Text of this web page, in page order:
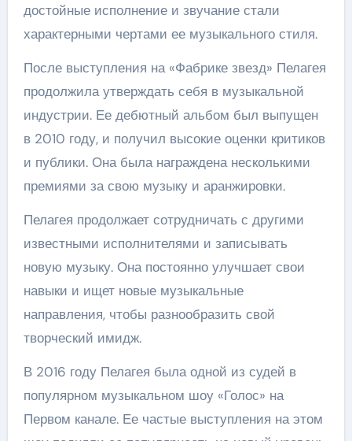
достойные исполнение и звучание стали
характерными чертами ее музыкального стиля.
После выступления на «Фабрике звезд» Пелагея
продолжила утверждать себя в музыкальной
индустрии. Ее дебютный альбом был выпущен
в 2010 году, и получил высокие оценки критиков
и публики. Она была награждена несколькими
премиями за свою музыку и аранжировки.
Пелагея продолжает сотрудничать с другими
известными исполнителями и записывать
новую музыку. Она постоянно улучшает свои
навыки и ищет новые музыкальные
направления, чтобы разнообразить свой
творческий имидж.
В 2016 году Пелагея была одной из судей в
популярном музыкальном шоу «Голос» на
Первом канале. Ее частые выступления на этом